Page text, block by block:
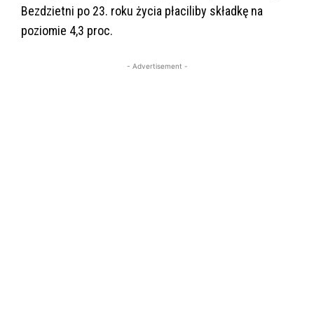
Bezdzietni po 23. roku życia płaciliby składkę na
poziomie 4,3 proc.
- Advertisement -